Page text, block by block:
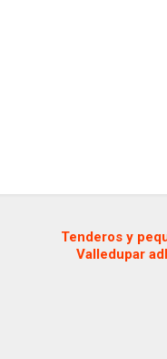
Tenderos y
Valledupar